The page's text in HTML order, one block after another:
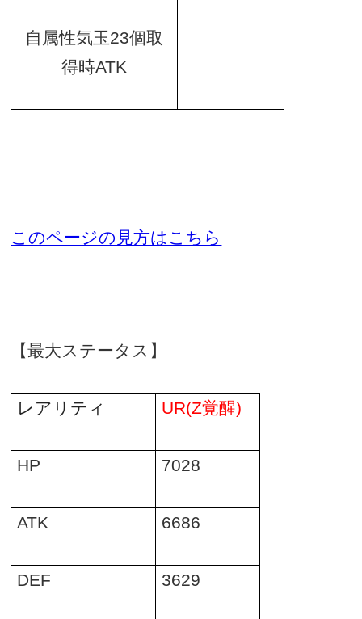
自属性気玉23個取
得時ATK
このページの見方はこちら
【最大ステータス】
レアリティ UR(Z覚醒)
HP 7028
ATK 6686
DEF 3629